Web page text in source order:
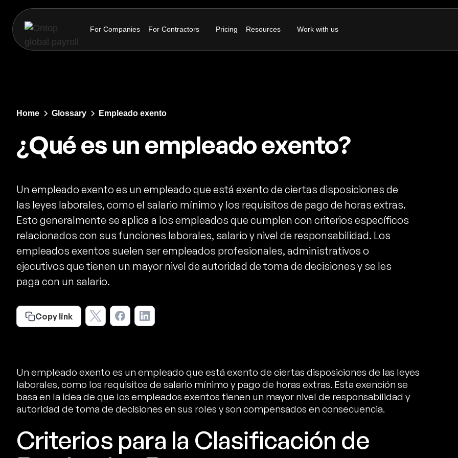
For Companies For Contractors Pricing Resources Work with us
Home Glossary Empleado exento
¿Qué es un empleado exento?
Un empleado exento es un empleado que está exento de ciertas disposiciones de
las leyes laborales, como el salario mínimo y los requisitos de pago de horas extras.
Esto generalmente se aplica a los empleados que cumplen con criterios específicos
relacionados con sus funciones laborales, salario y nivel de responsabilidad. Los
empleados exentos suelen ser empleados profesionales, administrativos o
ejecutivos que tienen un mayor nivel de autoridad de toma de decisiones y se les
paga con un salario.
Copy link
Un empleado exento es un empleado que está exento de ciertas disposiciones de las leyes
laborales, como los requisitos de salario mínimo y pago de horas extras. Esta exención se
basa en la idea de que los empleados exentos tienen un mayor nivel de responsabilidad y
autoridad de toma de decisiones en sus roles y son compensados en consecuencia.
Criterios para la Clasificación de